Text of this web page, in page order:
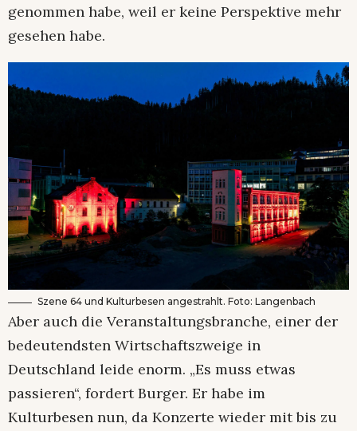
genommen habe, weil er keine Perspektive mehr
gesehen habe.
Szene 64 und Kulturbesen angestrahlt. Foto: Langenbach
Aber auch die Veranstaltungsbranche, einer der
bedeutendsten Wirtschaftszweige in
Deutschland leide enorm. „Es muss etwas
passieren“, fordert Burger. Er habe im
Kulturbesen nun, da Konzerte wieder mit bis zu